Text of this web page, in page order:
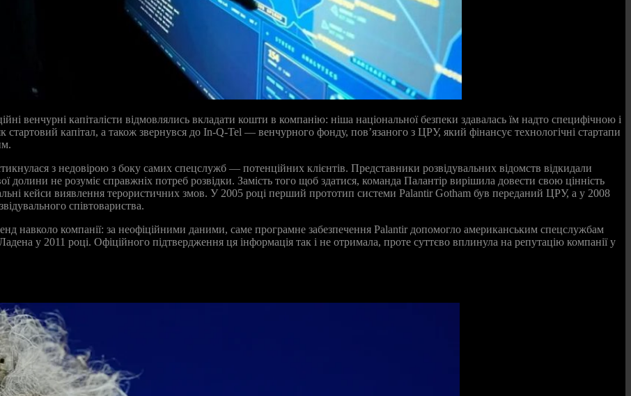
венчурні капіталісти відмовлялись вкладати кошти в компанію: ніша національної безпеки здавалась їм надто специфічною і
стартовий капітал, а також звернувся до In-Q-Tel — венчурного фонду, пов’язаного з ЦРУ, який фінансує технологічні стартапи
з недовірою з боку самих спецслужб — потенційних клієнтів. Представники розвідувальних відомств відкидали
долини не розуміє справжніх потреб розвідки. Замість того щоб здатися, команда Палантір вирішила довести свою цінність
кейси виявлення терористичних змов. У 2005 році перший прототип системи Palantir Gotham був переданий ЦРУ, а у 2008
співтовариства.
навколо компанії: за неофіційними даними, саме програмне забезпечення Palantir допомогло американським спецслужбам
у 2011 році. Офіційного підтвердження ця інформація так і не отримала, проте суттєво вплинула на репутацію компанії у